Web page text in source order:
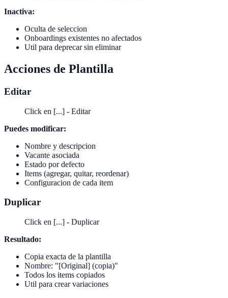
Inactiva:
Oculta de seleccion
Onboardings existentes no afectados
Util para deprecar sin eliminar
Acciones de Plantilla
Editar
Click en [...] - Editar
Puedes modificar:
Nombre y descripcion
Vacante asociada
Estado por defecto
Items (agregar, quitar, reordenar)
Configuracion de cada item
Duplicar
Click en [...] - Duplicar
Resultado:
Copia exacta de la plantilla
Nombre: "[Original] (copia)"
Todos los items copiados
Util para crear variaciones